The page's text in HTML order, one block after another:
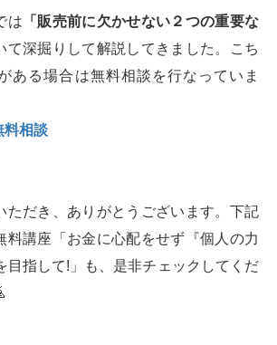
は 「販売前に欠かせない２つの重要な
て深掘りして解説してきました。こち
ある場合は無料相談を行なっていま
料相談
ただき、ありがとうございます。下記
料講座「お金に心配をせず『個人の力
目指して!」も、是非チェックしてくだ